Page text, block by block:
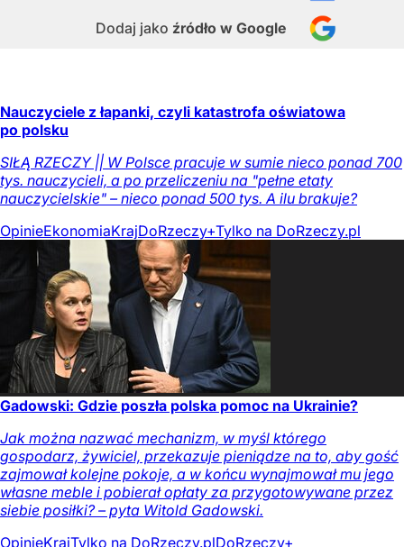
Dodaj jako źródło w Google
Nauczyciele z łapanki, czyli katastrofa oświatowa
po polsku
SIŁĄ RZECZY || W Polsce pracuje w sumie nieco ponad 700
tys. nauczycieli, a po przeliczeniu na "pełne etaty
nauczycielskie" – nieco ponad 500 tys. A ilu brakuje?
OpinieEkonomiaKrajDoRzeczy+Tylko na DoRzeczy.pl
Gadowski: Gdzie poszła polska pomoc na Ukrainie?
Jak można nazwać mechanizm, w myśl którego
gospodarz, żywiciel, przekazuje pieniądze na to, aby gość
zajmował kolejne pokoje, a w końcu wynajmował mu jego
własne meble i pobierał opłaty za przygotowywane przez
siebie posiłki? – pyta Witold Gadowski.
OpinieKrajTylko na DoRzeczy.plDoRzeczy+